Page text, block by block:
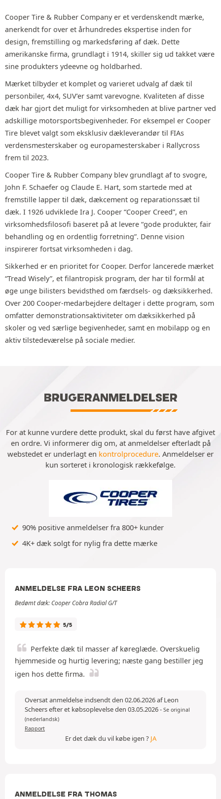
Cooper Tire & Rubber Company er et verdenskendt mærke,
anerkendt for over et århundredes ekspertise inden for
design, fremstilling og markedsføring af dæk. Dette
amerikanske firma, grundlagt i 1914, skiller sig ud takket være
sine produkters ydeevne og holdbarhed.
Mærket tilbyder et komplet og varieret udvalg af dæk til
personbiler, 4x4, SUV’er samt varevogne. Kvaliteten af disse
dæk har gjort det muligt for virksomheden at blive partner ved
adskillige motorsportsbegivenheder. For eksempel er Cooper
Tire blevet valgt som eksklusiv dækleverandør til FIAs
verdensmesterskaber og europamesterskaber i Rallycross
frem til 2023.
Cooper Tire & Rubber Company blev grundlagt af to svogre,
John F. Schaefer og Claude E. Hart, som startede med at
fremstille lapper til dæk, dækcement og reparationssæt til
dæk. I 1926 udviklede Ira J. Cooper “Cooper Creed”, en
virksomhedsfilosofi baseret på at levere “gode produkter, fair
behandling og en ordentlig forretning”. Denne vision
inspirerer fortsat virksomheden i dag.
Sikkerhed er en prioritet for Cooper. Derfor lancerede mærket
“Tread Wisely”, et filantropisk program, der har til formål at
øge unge bilisters bevidsthed om færdsels- og dæksikkerhed.
Over 200 Cooper-medarbejdere deltager i dette program, som
omfatter demonstrationsaktiviteter om dæksikkerhed på
skoler og ved særlige begivenheder, samt en mobilapp og en
aktiv tilstedeværelse på sociale medier.
BRUGERANMELDELSER
For at kunne vurdere dette produkt, skal du først have afgivet
en ordre. Vi informerer dig om, at anmeldelser efterladt på
webstedet er underlagt en kontrolprocedure. Anmeldelser er
kun sorteret i kronologisk rækkefølge.
90% positive anmeldelser fra 800+ kunder
4K+ dæk solgt for nylig fra dette mærke
ANMELDELSE FRA LEON SCHEERS
Bedømt dæk: Cooper Cobra Radial G/T
5/5
Perfekte dæk til masser af køreglæde. Overskuelig
hjemmeside og hurtig levering; næste gang bestiller jeg
igen hos dette firma.
Oversat anmeldelse indsendt den 02.06.2026 af Leon
Scheers efter et købsoplevelse den 03.05.2026- Se original
(nederlandsk)
Rapport
Er det dæk du vil købe igen ? JA
ANMELDELSE FRA THOMAS